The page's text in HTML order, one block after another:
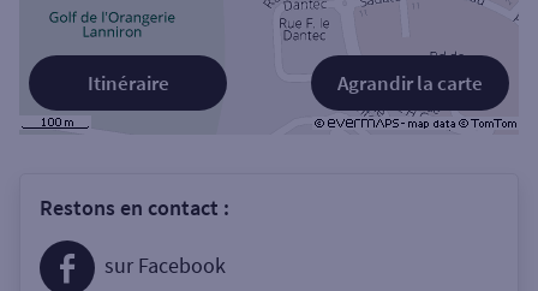
Agrandir la carte
Itinéraire
Restons en contact :
sur Facebook